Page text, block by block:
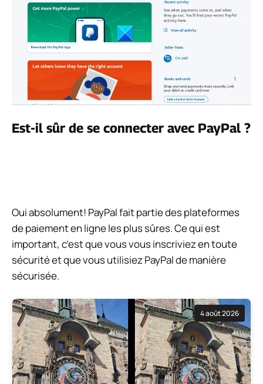
Est-il sûr de se connecter avec PayPal ?
Oui absolument! PayPal fait partie des plateformes
de paiement en ligne les plus sûres. Ce qui est
important, c’est que vous vous inscriviez en toute
sécurité et que vous utilisiez PayPal de manière
sécurisée.
4 août 2026